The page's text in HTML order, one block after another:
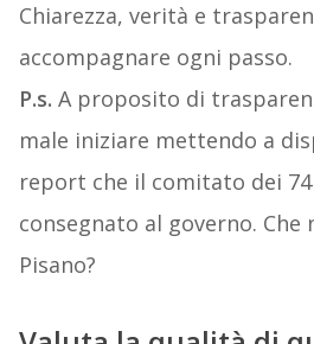
Chiarezza, verità e
accompagnare ogni passo.
P.s. A proposito di
male iniziare mettendo a
report che il comitato dei
consegnato al governo. Che
Pisano?